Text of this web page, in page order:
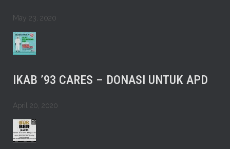
May 23, 2020
IKAB ’93 CARES – DONASI UNTUK APD
April 20, 2020